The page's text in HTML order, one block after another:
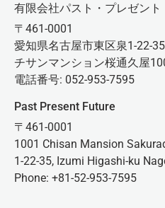
有限会社パスト・プレゼント
〒461-0001
愛知県名古屋市東区泉1-22-35
チサンマンション桜通久屋
電話番号: 052-953-7595
Past Present Future
〒461-0001
1001 Chisan Mansion
1-22-35, Izumi Higashi-ku
Phone: +81-52-953-7595